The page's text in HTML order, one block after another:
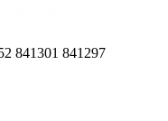
841301 841297